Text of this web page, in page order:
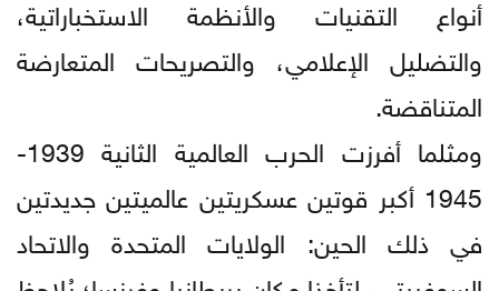
أنواع التقنيات والأنظمة الاستخباراتية،
والتضليل الإعلامي، والتصريحات المتعارضة
المتناقضة.
ومثلما أفرزت الحرب العالمية الثانية 1939-
1945 أكبر قوتين عسكريتين عالميتين جديدتين
في ذلك الحين: الولايات المتحدة والاتحاد